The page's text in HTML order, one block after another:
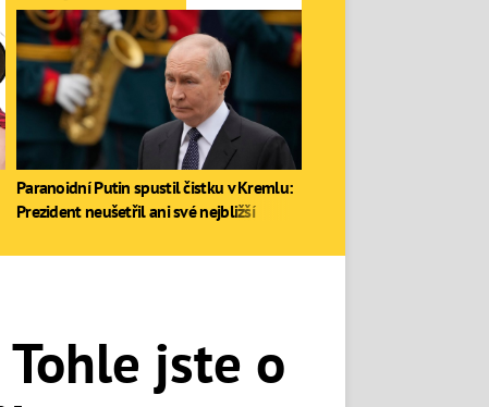
jste o
Paranoidní Putin spustil čistku v Kremlu:
Prezident neušetřil ani své nejbližší